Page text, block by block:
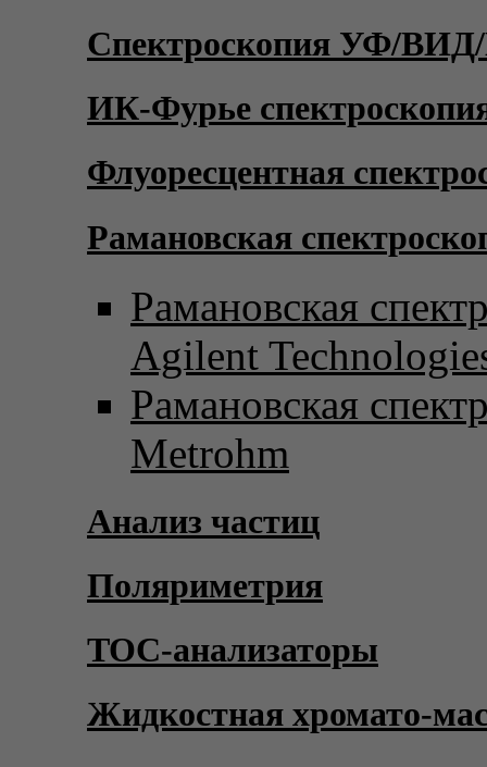
Спектроскопия УФ/
ИК-Фурье
Флуоресцентная
Рамановская
Рамановская
Agilent
Рамановская
Metrohm
Анализ частиц
Поляриметрия
TOC-анализаторы
Жидкостная хромато-